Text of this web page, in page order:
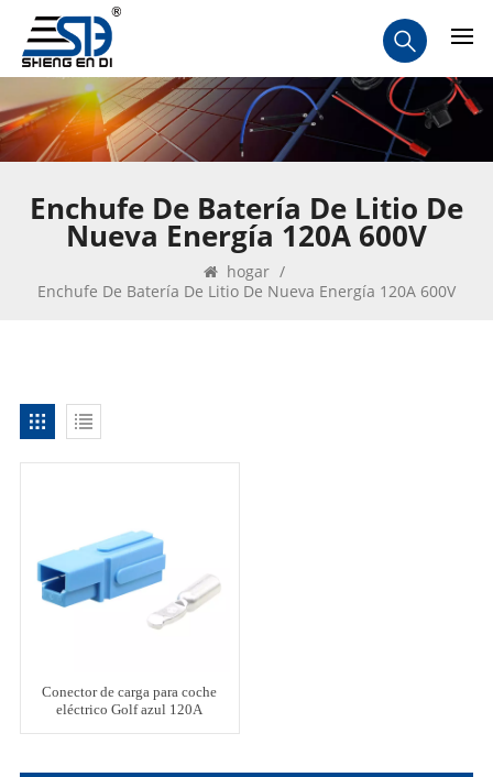
Enchufe De Batería De Litio De
Nueva Energía 120A 600V
hogar /
Enchufe De Batería De Litio De Nueva Energía 120A 600V
Conector de carga para coche
eléctrico Golf azul 120A